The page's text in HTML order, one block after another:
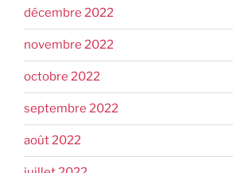
décembre 2022
novembre 2022
octobre 2022
septembre 2022
août 2022